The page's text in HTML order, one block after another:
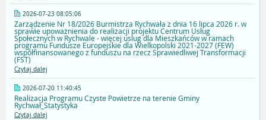
2026-07-23 08:05:06
Zarządzenie Nr 18/2026 Burmistrza Rychwała z dnia 16 lipca 2026 r. w
sprawie upoważnienia do realizacji projektu Centrum Usług
Społecznych w Rychwale - więcej uslug dla Mieszkańców w ramach
programu Fundusze Europejskie dla Wielkopolski 2021-2027 (FEW)
współfinansowanego z funduszu na rzecz Sprawiedliwej Transformacji
(FST)
Czytaj dalej
2026-07-20 11:40:45
Realizacja Programu Czyste Powietrze na terenie Gminy
Rychwał_Statystyka
Czytaj dalej